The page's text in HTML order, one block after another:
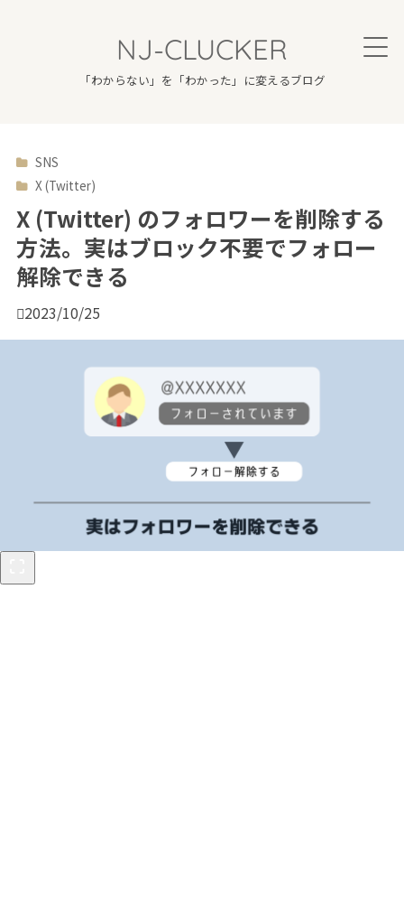
NJ-CLUCKER
「わからない」を「わかった」に変えるブログ
SNS
X (Twitter)
X (Twitter) のフォロワーを削除する
方法。実はブロック不要でフォロー
解除できる
2023/10/25